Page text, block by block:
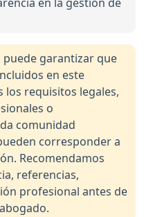
garantizar que
en este
requisitos legales,
o
comunidad
corresponder a
Recomendamos
referencias,
profesional antes de